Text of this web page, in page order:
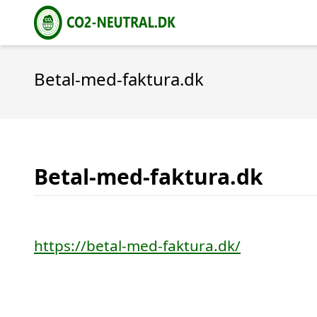
Betal-med-faktura.dk
Betal-med-faktura.dk
https://betal-med-faktura.dk/